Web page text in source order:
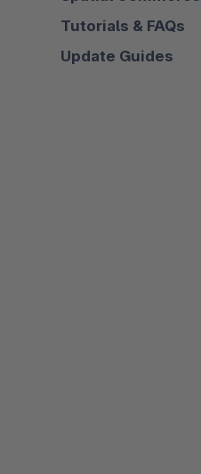
Tutorials & FAQs
Update Guides